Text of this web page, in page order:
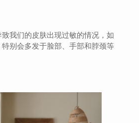
我们的皮肤出现过敏的情况，如
别会多发于脸部、手部和脖颈等